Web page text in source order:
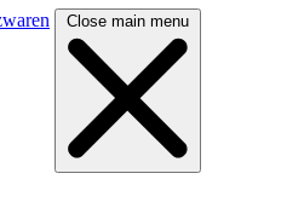
Close main menu